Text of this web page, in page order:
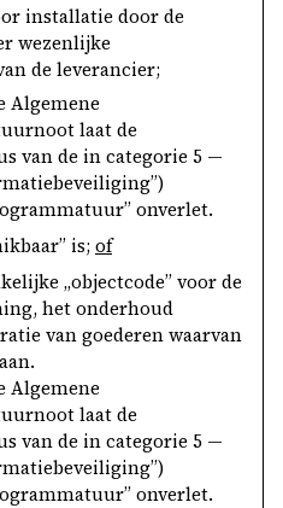
installatie door de
wezenlijke
de leverancier;
Algemene
laat de
van de in categorie 5 —
onverlet.
is; of
„objectcode” voor de
het onderhoud
van goederen waarvan
Algemene
laat de
van de in categorie 5 —
onverlet.